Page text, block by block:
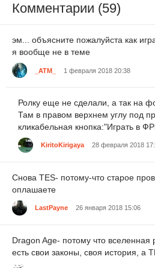
Комментарии (59)
эм... объясните пожалуйста как
я вообще не в теме
_ATM_ 1 февраля 2018 20:38
Ролку еще не сделали, а так на
Там в правом верхнем углу под
кликабельная кнопка:"Играть в
KiritoKirigaya 28 февраля 2018
Снова TES- потому-что старое
оплашаете
LastPayne 26 января 2018 15:06
Dragon Age- потому что вселенная
есть свои законы, своя история, а